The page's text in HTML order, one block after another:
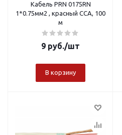
Кабель PRN 0175RN
1*0.75мм2 , красный CCA, 100
м
9 руб./шт
В корзину